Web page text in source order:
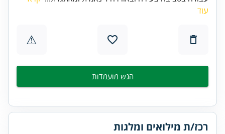
עוד
⚠
הגש מועמדות
רכז/ת מילואים ומלגות